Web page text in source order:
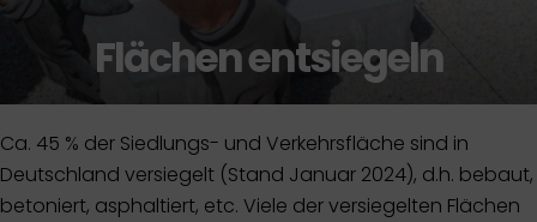
Flächen entsiegeln
Ca. 45 % der Siedlungs- und Verkehrsfläche sind in
Deutschland versiegelt (Stand Januar 2024), d.h. bebaut,
betoniert, asphaltiert, etc. Viele der versiegelten Flächen